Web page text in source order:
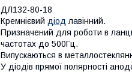
ДЛ132-80-18
Кремнієвий діод лавінний.
Призначений для роботи в
частотах до 500Гц.
Випускаються в
У діодів прямої полярності